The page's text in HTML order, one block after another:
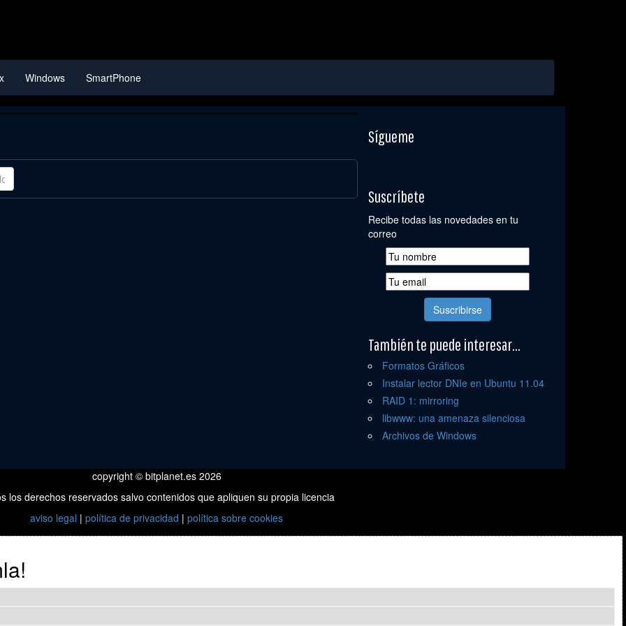
Windows SmartPhone
Sígueme
Suscríbete
Recibe todas las novedades en tu
correo
También te puede interesar...
Formatos Gráficos
Instalar lector DNIe en Ubuntu 11.04
RAID 1: mirroring
libwww: una amenaza silenciosa
Archivos de Windows
copyright © bitplanet.es 2026
los derechos reservados salvo contenidos que apliquen su propia licencia
aviso legal | política de privacidad | política sobre cookies